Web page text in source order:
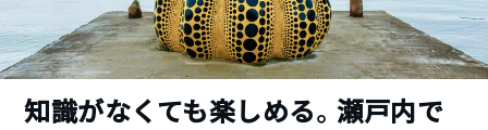
知識がなくても楽しめる。瀬戸内で